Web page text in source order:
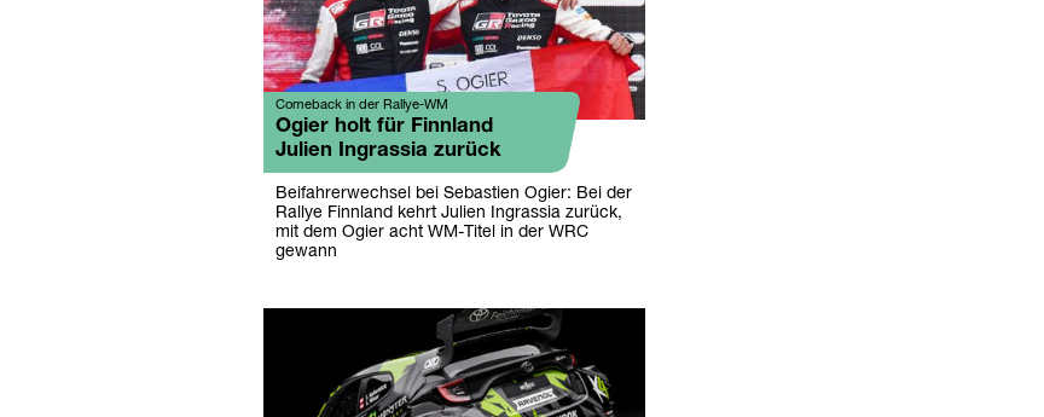
Comeback in der Rallye-WM
Ogier holt für Finnland
Julien Ingrassia zurück
Beifahrerwechsel bei Sebastien Ogier: Bei der
Rallye Finnland kehrt Julien Ingrassia zurück,
mit dem Ogier acht WM-Titel in der WRC
gewann